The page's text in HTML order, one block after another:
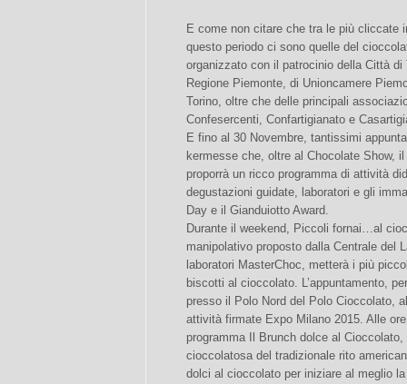
E come non citare che tra le più cliccate
questo periodo ci sono quelle del
organizzato con il patrocinio della Città
Regione Piemonte, di Unioncamere
Torino, oltre che delle principali
Confesercenti, Confartigianato e
E fino al 30 Novembre, tantissimi
kermesse che, oltre al Chocolate Show,
proporrà un ricco programma di attività
degustazioni guidate, laboratori e gli
Day e il Gianduiotto Award.
Durante il weekend, Piccoli fornai…al
manipolativo proposto dalla Centrale del
laboratori MasterChoc, metterà i più
biscotti al cioccolato. L’appuntamento,
presso il Polo Nord del Polo Cioccolato,
attività firmate Expo Milano 2015. Alle
programma Il Brunch dolce al
cioccolatosa del tradizionale rito
dolci al cioccolato per iniziare al meglio